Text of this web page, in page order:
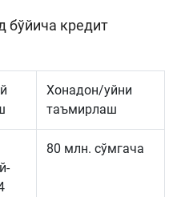
бўйича кредит
Хонадон/уйни
таъмирлаш
80 млн. сўмгача